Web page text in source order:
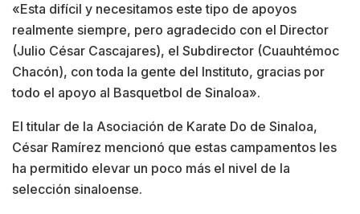
«Esta difícil y necesitamos este tipo de apoyos
realmente siempre, pero agradecido con el Director
(Julio César Cascajares), el Subdirector (Cuauhtémoc
Chacón), con toda la gente del Instituto, gracias por
todo el apoyo al Basquetbol de Sinaloa».
El titular de la Asociación de Karate Do de Sinaloa,
César Ramírez mencionó que estas campamentos les
ha permitido elevar un poco más el nivel de la
selección sinaloense.